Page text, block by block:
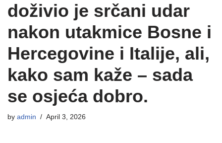
doživio je srčani udar
nakon utakmice Bosne i
Hercegovine i Italije, ali,
kako sam kaže – sada
se osjeća dobro.
by admin April 3, 2026